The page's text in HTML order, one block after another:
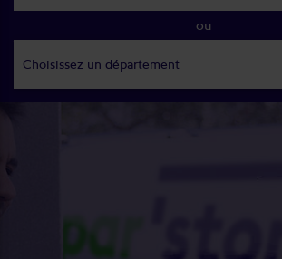
ou
Choisissez un département